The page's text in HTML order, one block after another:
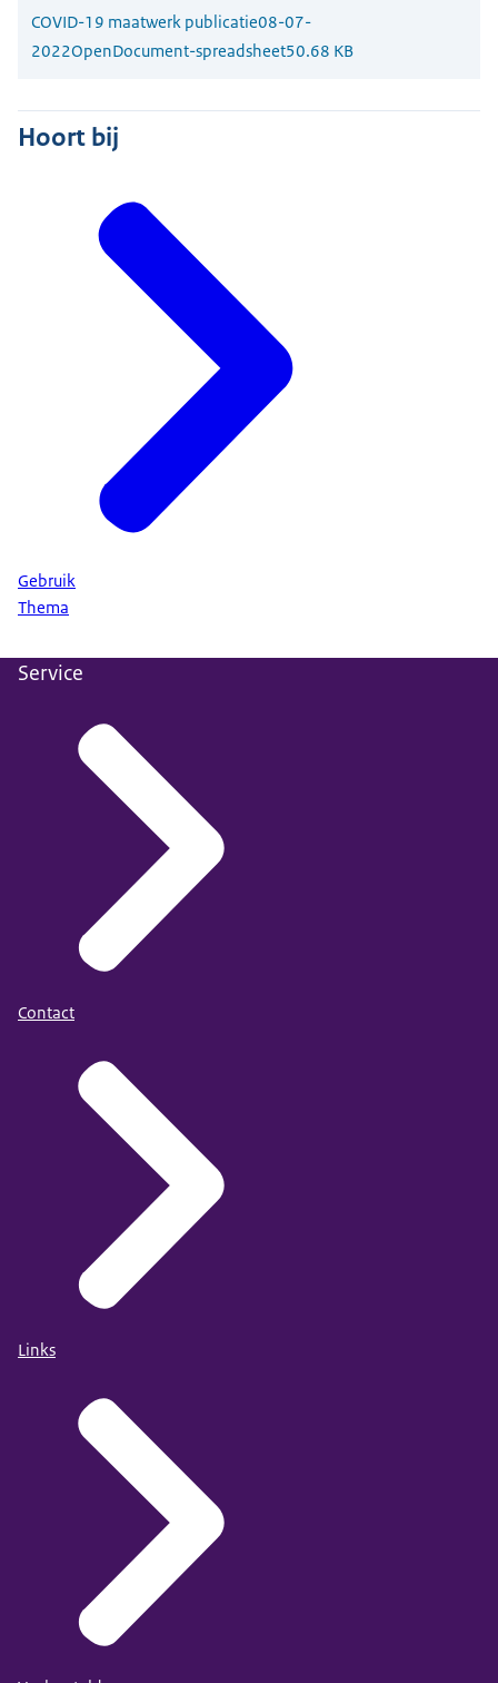
COVID-19 maatwerk publicatie08-07-
2022OpenDocument-spreadsheet50.68 KB
Hoort bij
Gebruik
Thema
Service
Contact
Links